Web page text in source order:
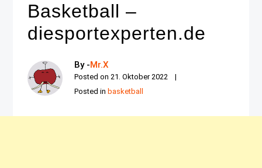
Basketball –
diesportexperten.de
By -Mr.X
Posted on21. Oktober 2022
Posted in basketball